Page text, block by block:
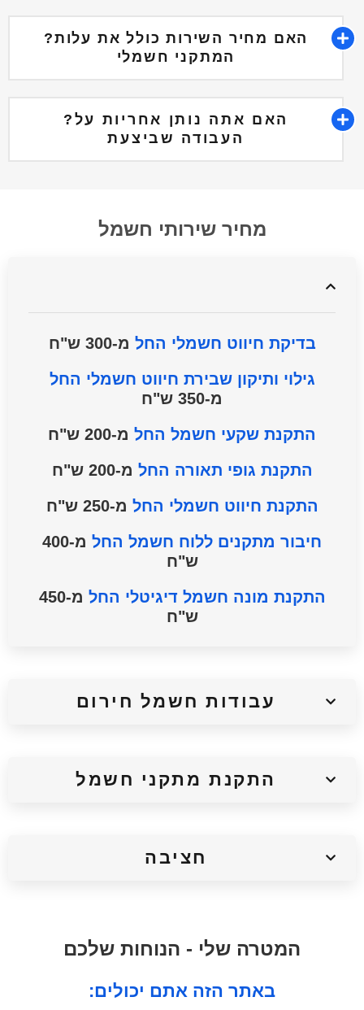
?האם מחיר השירות כולל את עלות
המתקני חשמלי
?האם אתה נותן אחריות על
העבודה שביצעת
מחיר שירותי חשמל
בדיקת חיווט חשמלי החל מ-300 ש"ח
גילוי ותיקון שבירת חיווט חשמלי החל
מ-350 ש"ח
התקנת שקעי חשמל החל מ-200 ש"ח
התקנת גופי תאורה החל מ-200 ש"ח
התקנת חיווט חשמלי החל מ-250 ש"ח
חיבור מתקנים ללוח חשמל החל
מ-400
ש"ח
התקנת מונה חשמל דיגיטלי החל
מ-450
ש"ח
עבודות חשמל חירום
התקנת מתקני חשמל
חציבה
המטרה שלי - הנוחות שלכם
:באתר הזה אתם יכולים